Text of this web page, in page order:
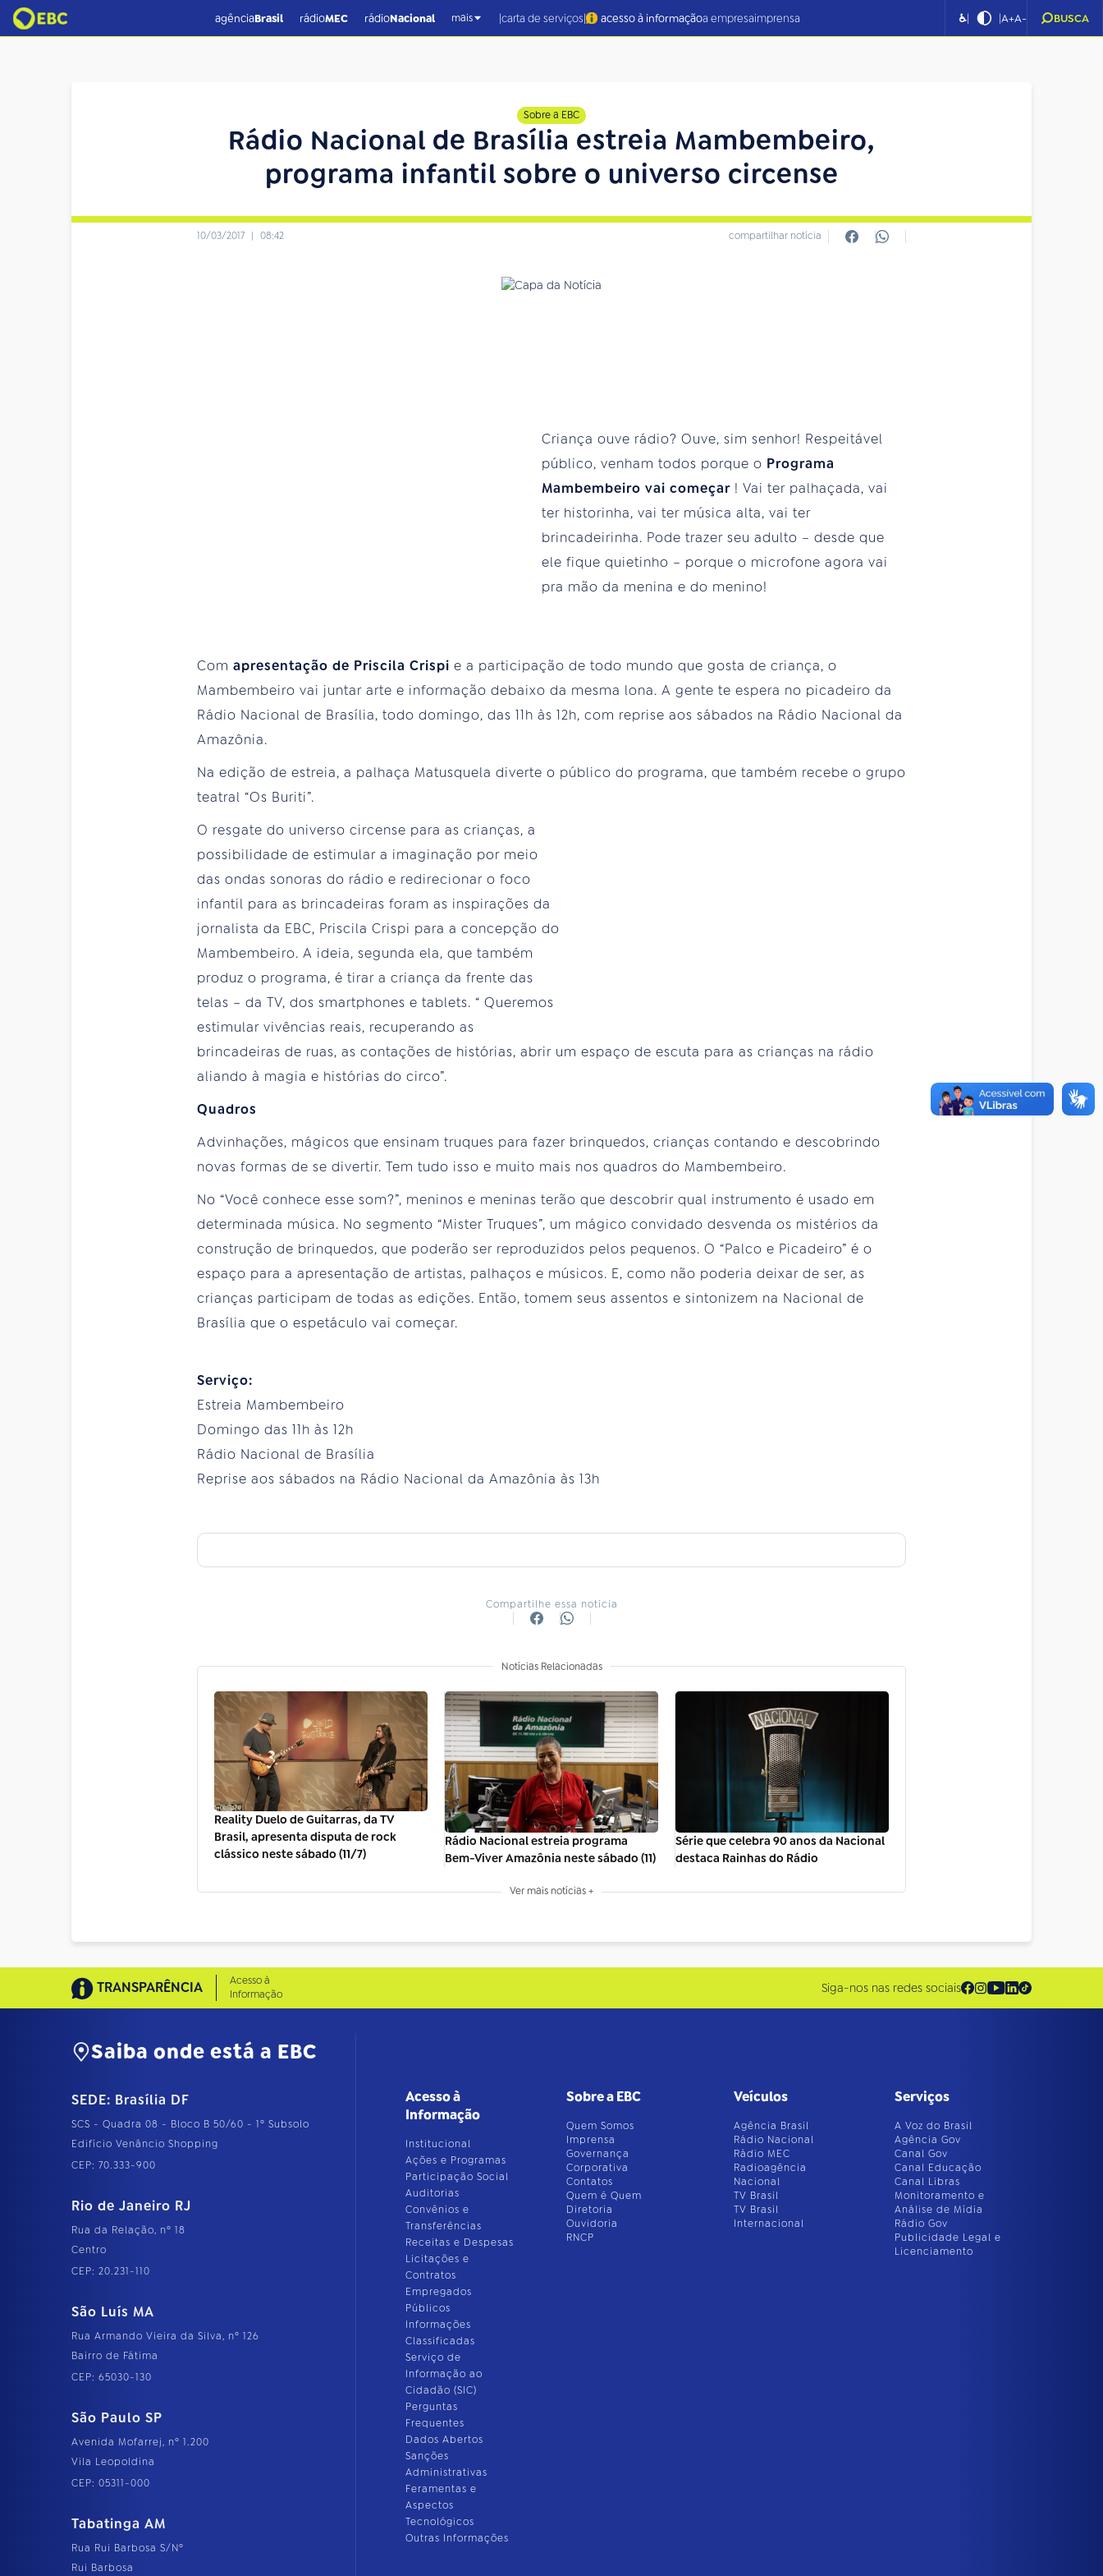
agênciaBrasil rádioMEC rádioNacional mais |carta de serviços| acesso à informaçãoa empresaimprensa ♿| |A+A- BUSCA
Sobre a EBC
Rádio Nacional de Brasília estreia Mambembeiro,
programa infantil sobre o universo circense
10/03/2017 | 08:42 compartilhar notícia
Criança ouve rádio? Ouve, sim senhor! Respeitável
público, venham todos porque o Programa
Mambembeiro vai começar ! Vai ter palhaçada, vai
ter historinha, vai ter música alta, vai ter
brincadeirinha. Pode trazer seu adulto – desde que
ele fique quietinho – porque o microfone agora vai
pra mão da menina e do menino!
Com apresentação de Priscila Crispi e a participação de todo mundo que gosta de criança, o
Mambembeiro vai juntar arte e informação debaixo da mesma lona. A gente te espera no picadeiro da
Rádio Nacional de Brasília, todo domingo, das 11h às 12h, com reprise aos sábados na Rádio Nacional da
Amazônia.
Na edição de estreia, a palhaça Matusquela diverte o público do programa, que também recebe o grupo
teatral “Os Buriti”.
O resgate do universo circense para as crianças, a
possibilidade de estimular a imaginação por meio
das ondas sonoras do rádio e redirecionar o foco
infantil para as brincadeiras foram as inspirações da
jornalista da EBC, Priscila Crispi para a concepção do
Mambembeiro. A ideia, segunda ela, que também
produz o programa, é tirar a criança da frente das
telas – da TV, dos smartphones e tablets. “ Queremos
estimular vivências reais, recuperando as
brincadeiras de ruas, as contações de histórias, abrir um espaço de escuta para as crianças na rádio
aliando à magia e histórias do circo”.
Quadros
Advinhações, mágicos que ensinam truques para fazer brinquedos, crianças contando e descobrindo
novas formas de se divertir. Tem tudo isso e muito mais nos quadros do Mambembeiro.
No “Você conhece esse som?”, meninos e meninas terão que descobrir qual instrumento é usado em
determinada música. No segmento “Mister Truques”, um mágico convidado desvenda os mistérios da
construção de brinquedos, que poderão ser reproduzidos pelos pequenos. O “Palco e Picadeiro” é o
espaço para a apresentação de artistas, palhaços e músicos. E, como não poderia deixar de ser, as
crianças participam de todas as edições. Então, tomem seus assentos e sintonizem na Nacional de
Brasília que o espetáculo vai começar.
Serviço:
Estreia Mambembeiro
Domingo das 11h às 12h
Rádio Nacional de Brasília
Reprise aos sábados na Rádio Nacional da Amazônia às 13h
Compartilhe essa notícia
Notícias Relacionadas
Reality Duelo de Guitarras, da TV
Brasil, apresenta disputa de rock
clássico neste sábado (11/7)
Rádio Nacional estreia programa
Bem-Viver Amazônia neste sábado (11)
Série que celebra 90 anos da Nacional
destaca Rainhas do Rádio
Ver mais notícias +
TRANSPARÊNCIA
Acesso à
Informação
Siga-nos nas redes sociais
Saiba onde está a EBC
SEDE: Brasília DF
SCS - Quadra 08 - Bloco B 50/60 - 1º Subsolo
Edifício Venâncio Shopping
CEP: 70.333-900
Rio de Janeiro RJ
Rua da Relação, nº 18
Centro
CEP: 20.231-110
São Luís MA
Rua Armando Vieira da Silva, nº 126
Bairro de Fátima
CEP: 65030-130
São Paulo SP
Avenida Mofarrej, nº 1.200
Vila Leopoldina
CEP: 05311-000
Tabatinga AM
Rua Rui Barbosa S/Nº
Rui Barbosa
Acesso à
Informação
Institucional
Ações e Programas
Participação Social
Auditorias
Convênios e
Transferências
Receitas e Despesas
Licitações e
Contratos
Empregados
Públicos
Informações
Classificadas
Serviço de
Informação ao
Cidadão (SIC)
Perguntas
Frequentes
Dados Abertos
Sanções
Administrativas
Feramentas e
Aspectos
Tecnológicos
Outras Informações
Sobre a EBC
Quem Somos
Imprensa
Governança
Corporativa
Contatos
Quem é Quem
Diretoria
Ouvidoria
RNCP
Veículos
Agência Brasil
Rádio Nacional
Rádio MEC
Radioagência
Nacional
TV Brasil
TV Brasil
Internacional
Serviços
A Voz do Brasil
Agência Gov
Canal Gov
Canal Educação
Canal Libras
Monitoramento e
Análise de Mídia
Rádio Gov
Publicidade Legal e
Licenciamento